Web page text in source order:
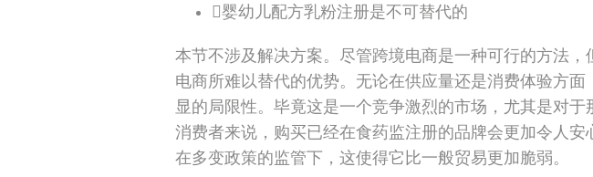
婴幼儿配方乳粉注册是不可替代的
本节不涉及解决方案。尽管跨境电商是一种可行的方法，
电商所难以替代的优势。无论在供应量还是消费体验方面
显的局限性。毕竟这是一个竞争激烈的市场，尤其是对于
消费者来说，购买已经在食药监注册的品牌会更加令人安
在多变政策的监管下，这使得它比一般贸易更加脆弱。